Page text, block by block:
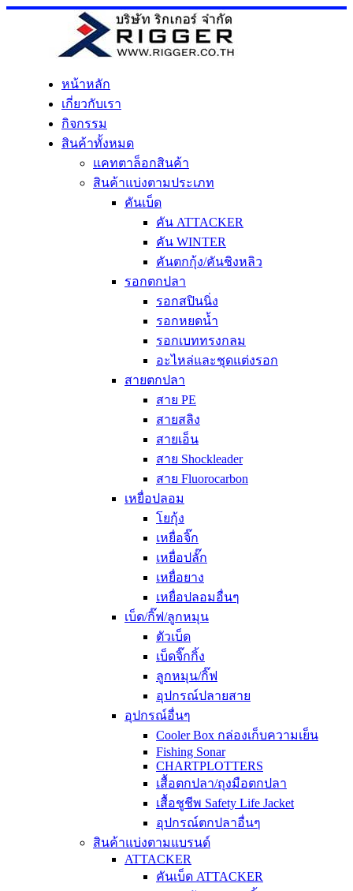
Skip
หน้าหลัก
เกี่ยวกับเรา
กิจกรรม
สินค้าทั้งหมด
แคทตาล็อกสินค้า
สินค้าแบ่งตามประเภท
คันเบ็ด
คัน ATTACKER
คัน WINTER
คันตกกุ้ง/คันชิงหลิว
รอกตกปลา
รอกสปินนิ่ง
รอกหยดน้ำ
รอกเบททรงกลม
อะไหล่และชุดแต่งรอก
สายตกปลา
สาย PE
สายสลิง
สายเอ็น
สาย Shockleader
สาย Fluorocarbon
เหยื่อปลอม
โยกุ้ง
เหยื่อจิ๊ก
เหยื่อปลั๊ก
เหยื่อยาง
เหยื่อปลอมอื่นๆ
เบ็ด/กิ๊ฟ/ลูกหมุน
ตัวเบ็ด
เบ็ดจิ๊กกิ้ง
ลูกหมุน/กิ๊ฟ
อุปกรณ์ปลายสาย
อุปกรณ์อื่นๆ
Cooler Box กล่องเก็บความเย็น
Fishing Sonar
CHARTPLOTTERS
เสื้อตกปลา/ถุงมือตกปลา
เสื้อชูชีพ Safety Life Jacket
อุปกรณ์ตกปลาอื่นๆ
สินค้าแบ่งตามแบรนด์
ATTACKER
คันเบ็ด ATTACKER